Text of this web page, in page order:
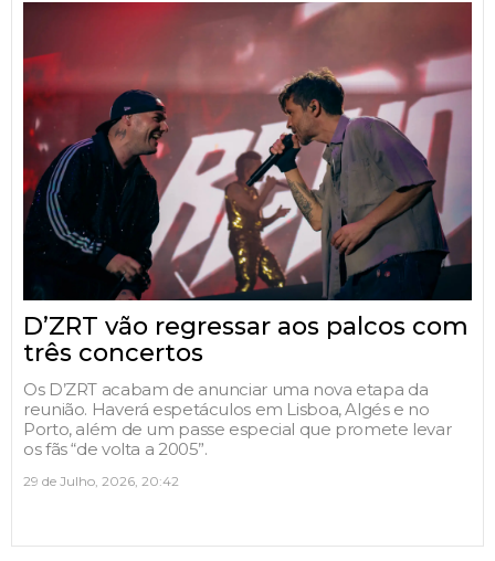
D’ZRT vão regressar aos palcos com
três concertos
Os D’ZRT acabam de anunciar uma nova etapa da
reunião. Haverá espetáculos em Lisboa, Algés e no
Porto, além de um passe especial que promete levar
os fãs “de volta a 2005”.
29 de Julho, 2026, 20:42